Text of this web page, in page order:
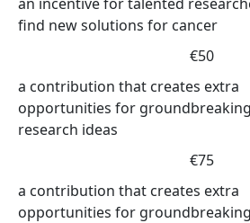
find new solutions for cancer
€50
a contribution that creates extra
opportunities for groundbreaking
research ideas
€75
a contribution that creates extra
opportunities for groundbreaking